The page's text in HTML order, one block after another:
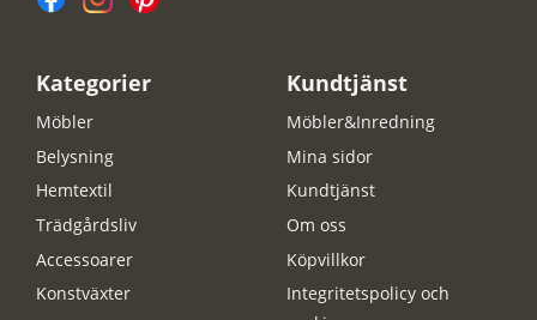
Kategorier
Möbler
Belysning
Hemtextil
Trädgårdsliv
Accessoarer
Konstväxter
Kundtjänst
Möbler&Inredning
Mina sidor
Kundtjänst
Om oss
Köpvillkor
Integritetspolicy och